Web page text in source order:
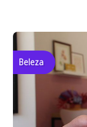
Beleza